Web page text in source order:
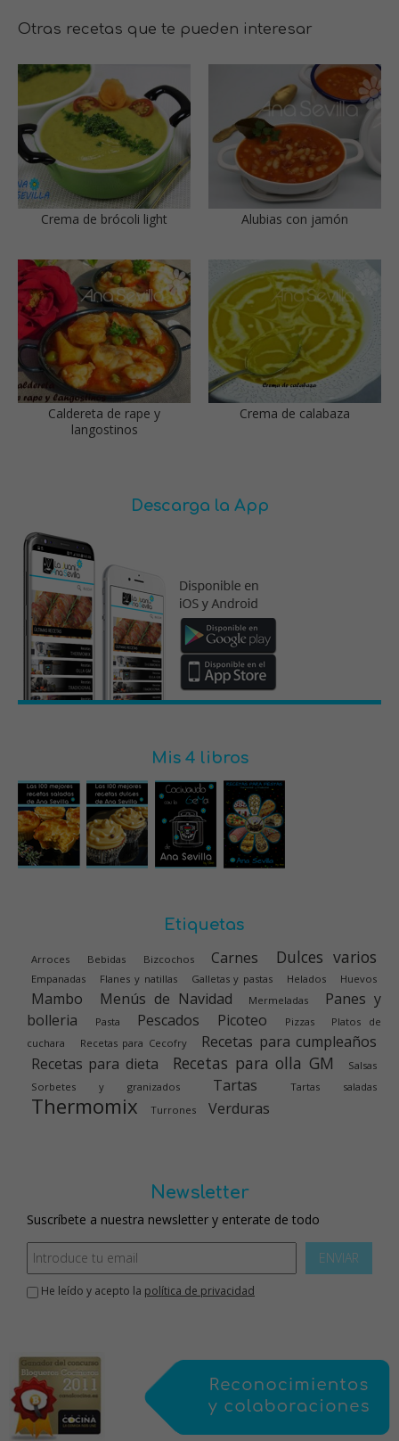
Otras recetas que te pueden interesar
Crema de brócoli light Alubias con jamón
Caldereta de rape y
langostinos
Crema de calabaza
Descarga la App
Mis 4 libros
Etiquetas
Arroces Bebidas Bizcochos Carnes Dulces varios
Empanadas Flanes y natillas Galletas y pastas Helados Huevos
Mambo Menús de Navidad Mermeladas
Panes y
bolleria
Pasta Pescados Picoteo Pizzas
Platos de
cuchara
Recetas para Cecofry
Recetas para cumpleaños
Recetas para dieta
Recetas para olla GM
Salsas
Sorbetes y granizados
Tartas Tartas saladas
Thermomix Turrones Verduras
Newsletter
Suscríbete a nuestra newsletter y enterate de todo
ENVIAR
He leído y acepto la política de privacidad